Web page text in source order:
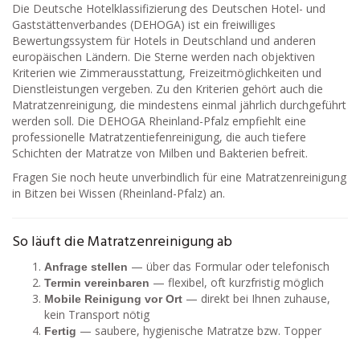
Die Deutsche Hotelklassifizierung des Deutschen Hotel- und
Gaststättenverbandes (DEHOGA) ist ein freiwilliges
Bewertungssystem für Hotels in Deutschland und anderen
europäischen Ländern. Die Sterne werden nach objektiven
Kriterien wie Zimmerausstattung, Freizeitmöglichkeiten und
Dienstleistungen vergeben. Zu den Kriterien gehört auch die
Matratzenreinigung, die mindestens einmal jährlich durchgeführt
werden soll. Die DEHOGA Rheinland-Pfalz empfiehlt eine
professionelle Matratzentiefenreinigung, die auch tiefere
Schichten der Matratze von Milben und Bakterien befreit.
Fragen Sie noch heute unverbindlich für eine Matratzenreinigung
in Bitzen bei Wissen (Rheinland-Pfalz) an.
So läuft die Matratzenreinigung ab
Anfrage stellen — über das Formular oder telefonisch
Termin vereinbaren — flexibel, oft kurzfristig möglich
Mobile Reinigung vor Ort — direkt bei Ihnen zuhause,
kein Transport nötig
Fertig — saubere, hygienische Matratze bzw. Topper